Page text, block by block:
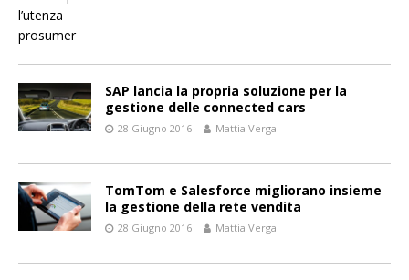
SAP lancia la propria soluzione per la
gestione delle connected cars
28 Giugno 2016 Mattia Verga
TomTom e Salesforce migliorano insieme
la gestione della rete vendita
28 Giugno 2016 Mattia Verga